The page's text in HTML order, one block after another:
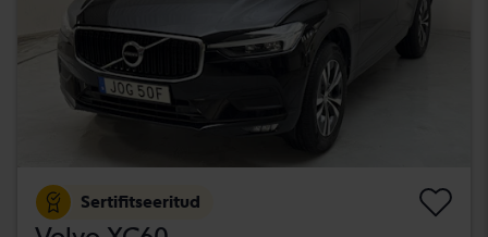
Sertifitseeritud